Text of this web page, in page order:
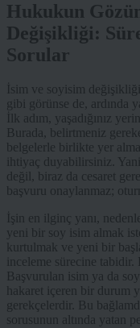
Hukukun
Değişikliği:
Sorular
İsim ve soyisim
gibi görünse de, ardında
İlk adım, yaşadığınız
Burada, belirtmeniz
belgelerle birlikte yer
ihtiyaç duyabilirsiniz.
değil, biraz da cesaret
başvuru onaylanmaz;
İşin en ilginç yanı,
yeni bir soy isim almak
kurtulmak ve yeni bir
inceleme sürecine
Başvurulan isim ya da
hakaret içeren bir durum
gerekçelerdir. Bu
sorusunun altında yatan